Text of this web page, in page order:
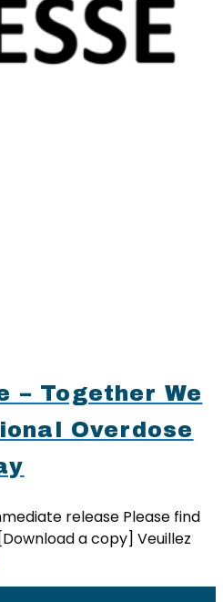
– Together We
Overdose
release Please find
a copy] Veuillez